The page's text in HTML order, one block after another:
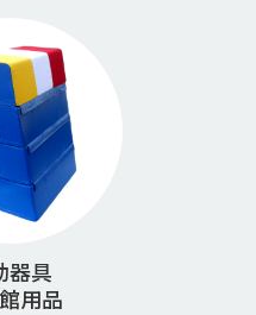
器具
用品